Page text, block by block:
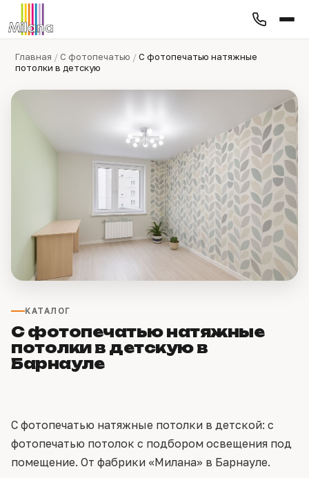
Главная /С фотопечатью /С фотопечатью натяжные
потолки в детскую
КАТАЛОГ
С фотопечатью натяжные
потолки в детскую в
Барнауле
С фотопечатью натяжные потолки в детской: с
фотопечатью потолок с подбором освещения под
помещение. От фабрики «Милана» в Барнауле.